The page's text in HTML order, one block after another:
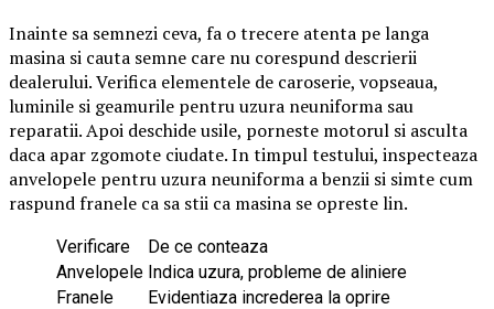
Inainte sa semnezi ceva, fa o trecere atenta pe langa
masina si cauta semne care nu corespund descrierii
dealerului. Verifica elementele de caroserie, vopseaua,
luminile si geamurile pentru uzura neuniforma sau
reparatii. Apoi deschide usile, porneste motorul si asculta
daca apar zgomote ciudate. In timpul testului, inspecteaza
anvelopele pentru uzura neuniforma a benzii si simte cum
raspund franele ca sa stii ca masina se opreste lin.
Verificare
De ce conteaza
Anvelopele Indica uzura, probleme de aliniere
Franele
Evidentiaza increderea la oprire